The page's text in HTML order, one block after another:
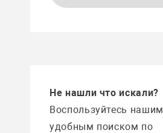
Не нашли что искали?
Воспользуйтесь нашим
удобным поиском по